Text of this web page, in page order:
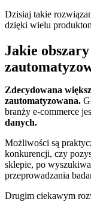
Dzisiaj takie
dzięki wielu
Jakie
Zdecydowana
zautomatyzowana.
branży e-commerce
danych.
Możliwości są
konkurencji, czy
sklepie, po
przeprowadzania
Drugim ciekawym